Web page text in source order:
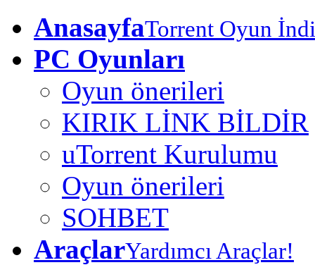
AnasayfaTorrent Oyun
PC Oyunları
Oyun önerileri
KIRIK LİNK BİLDİR
uTorrent Kurulumu
Oyun önerileri
SOHBET
AraçlarYardımcı Araçlar!